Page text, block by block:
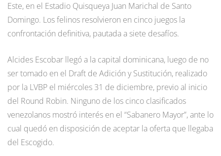
Este, en el Estadio Quisqueya Juan Marichal de Santo
Domingo. Los felinos resolvieron en cinco juegos la
confrontación definitiva, pautada a siete desafíos.
Alcides Escobar llegó a la capital dominicana, luego de no
ser tomado en el Draft de Adición y Sustitución, realizado
por la LVBP el miércoles 31 de diciembre, previo al inicio
del Round Robin. Ninguno de los cinco clasificados
venezolanos mostró interés en el “Sabanero Mayor”, ante lo
cual quedó en disposición de aceptar la oferta que llegaba
del Escogido.